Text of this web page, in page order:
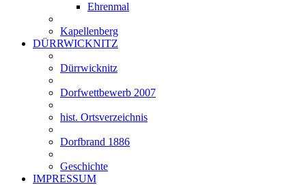
Ehrenmal
Kapellenberg
DÜRRWICKNITZ
Dürrwicknitz
Dorfwettbewerb 2007
hist. Ortsverzeichnis
Dorfbrand 1886
Geschichte
IMPRESSUM